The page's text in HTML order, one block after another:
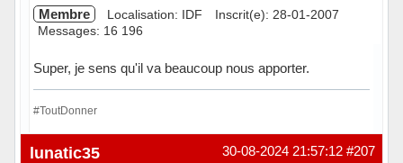
Membre Localisation: IDF
Inscrit(e): 28-01-2007
Messages: 16 196
Super, je sens qu'il va beaucoup nous apporter.
#ToutDonner
Hors ligne #207
30-08-2024 21:57:12
lunatic35